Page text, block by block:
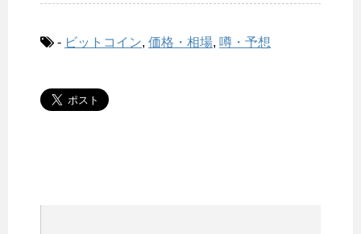
- ビットコイン, 価格・相場, 噂・予想